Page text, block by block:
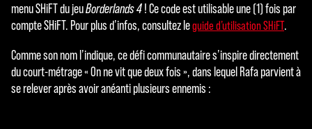
menu SHiFT du jeuBorderlands 4! Ce code est utilisable une (1) fois par
compte SHiFT. Pour plus d’infos, consultez leguide d’utilisation SHiFT.
Comme son nom l’indique, ce défi communautaire s’inspire directement
du court-métrage « On ne vit que deux fois », dans lequel Rafa parvient à
se relever après avoir anéanti plusieurs ennemis :